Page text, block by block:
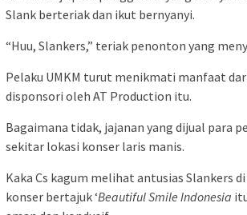
Slank berteriak dan ikut bernyanyi.
“Huu, Slankers,” teriak penonton yang
Pelaku UMKM turut menikmati manfaat
disponsori oleh AT Production itu.
Bagaimana tidak, jajanan yang dijual para
sekitar lokasi konser laris manis.
Kaka Cs kagum melihat antusias Slankers
konser bertajuk ‘Beautiful Smile Indonesia